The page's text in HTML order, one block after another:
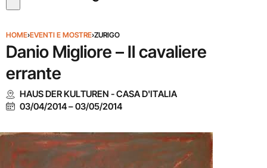
HOME›EVENTI E MOSTRE›ZURIGO
Danio Migliore – Il cavaliere
errante
HAUS DER KULTUREN - CASA D'ITALIA
03/04/2014–03/05/2014